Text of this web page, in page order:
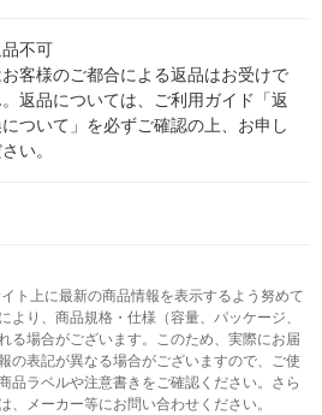
不可
お客様のご都合による返品はお受けで
返品については、ご利用ガイド「返
ついて」を必ずご確認の上、お申し
い。
ト上に最新の商品情報を表示するよう努めて
より、商品規格・仕様（容量、パッケージ、
る場合がございます。このため、実際にお届
の表記が異なる場合がございますので、ご使
品ラベルや注意書きをご確認ください。さら
、メーカー等にお問い合わせください。